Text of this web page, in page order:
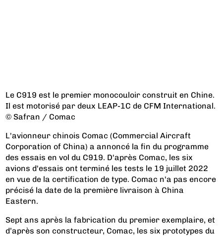
Le C919 est le premier monocouloir construit en Chine.
Il est motorisé par deux LEAP-1C de CFM International.
© Safran / Comac
L'avionneur chinois Comac (Commercial Aircraft
Corporation of China) a annoncé la fin du programme
des essais en vol du C919. D'après Comac, les six
avions d'essais ont terminé les tests le 19 juillet 2022
en vue de la certification de type. Comac n'a pas encore
précisé la date de la première livraison à China
Eastern.
Sept ans après la fabrication du premier exemplaire, et
d’après son constructeur, Comac, les six prototypes du